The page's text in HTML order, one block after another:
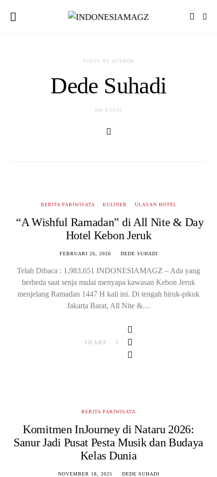
POSTS BY AUTHOR
Dede Suhadi
446 POSTS
BERITA PARIWISATA KULINER ULASAN HOTEL
“A Wishful Ramadan” di All Nite & Day
Hotel Kebon Jeruk
FEBRUARI 26, 2026 DEDE SUHADI
Telah Dibaca : 1,983,651 INDONESIAMAGZ – Ada yang
berbeda saat senja mulai menyapa kawasan Kebon Jeruk
menjelang Ramadan 1447 H kali ini. Di tengah hiruk-pikuk
Jakarta Barat, All Nite &…
SHARE
BERITA PARIWISATA
Komitmen InJourney di Nataru 2026:
Sanur Jadi Pusat Pesta Musik dan Budaya
Kelas Dunia
NOVEMBER 18, 2025 DEDE SUHADI